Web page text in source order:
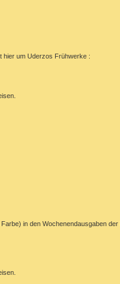
hier um Uderzos Frühwerke :
in den Wochenendausgaben